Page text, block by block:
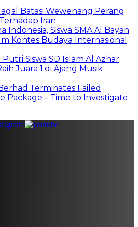
Batasi Wewenang Perang
Iran
Indonesia, Siswa SMA Al Bayan
Kontes Budaya Internasional
Putri Siswa SD Islam Al Azhar
Juara 1 di Ajang Musik
Terminates Failed
Package – Time to Investigate